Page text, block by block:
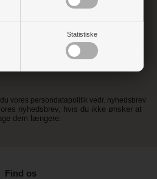
Statistiske
og gå ikke glip af gode tilbud
vores persondatapolitik vedr. nyhedsbrev
nyhedsbrev, hvis du ikke ønsker at
dem længere.
Find os